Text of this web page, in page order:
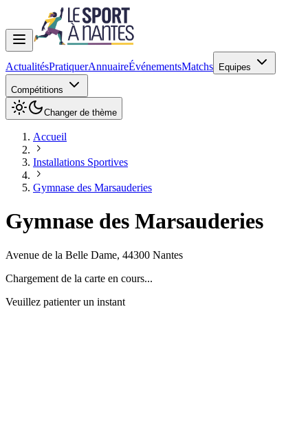
ActualitésPratiquerAnnuaireÉvénementsMatchs Equipes
Compétitions
Changer de thème
Accueil
Installations Sportives
Gymnase des Marsauderies
Gymnase des Marsauderies
Avenue de la Belle Dame, 44300 Nantes
Chargement de la carte en cours...
Veuillez patienter un instant